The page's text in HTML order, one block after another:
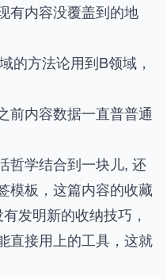
有内容没覆盖到的地
的方法论用到B领域，
前内容数据一直普普通
哲学结合到一块儿, 还
模板，这篇内容的收藏
发明新的收纳技巧，
直接用上的工具，这就